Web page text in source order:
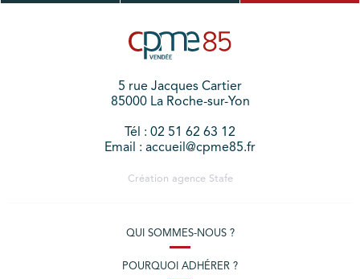
5 rue Jacques Cartier
85000 La Roche-sur-Yon
Tél : 02 51 62 63 12
Email : accueil@cpme85.fr
Création agence Stafe
QUI SOMMES-NOUS ?
POURQUOI ADHÉRER ?